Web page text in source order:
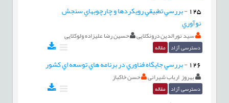
125
-بررسي تطبيقي رويكردها و چارچوبهاي سنجش
نوآوري
سید نورالدین درونکلایی حسین رضا علیزاده ولوکلایی
دسترسی آزاد مقاله
126
-بررسي جايگاه فناوري در برنامه هاي توسعه اي كشور
بهروز ارباب شیرانی حسن خاکباز
دسترسی آزاد مقاله